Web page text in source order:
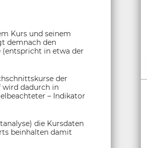
Kurs und seinem
demnach den
(entspricht in etwa der
der
wird dadurch in
– Indikator
die Kursdaten
beinhalten damit